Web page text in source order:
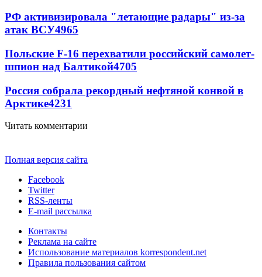
РФ активизировала "летающие радары" из-за
атак ВСУ4965
Польские F-16 перехватили российский самолет-
шпион над Балтикой4705
Россия собрала рекордный нефтяной конвой в
Арктике4231
Читать комментарии
Полная версия сайта
Facebook
Twitter
RSS-ленты
E-mail рассылка
Контакты
Реклама на сайте
Использование материалов korrespondent.net
Правила пользования сайтом